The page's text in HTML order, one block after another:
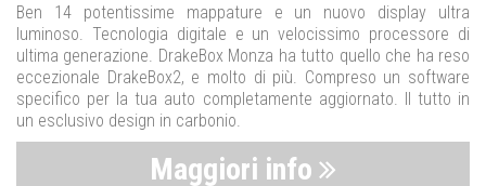
Ben 14 potentissime mappature e un nuovo display ultra
luminoso. Tecnologia digitale e un velocissimo processore di
ultima generazione. DrakeBox Monza ha tutto quello che ha reso
eccezionale DrakeBox2, e molto di più. Compreso un software
specifico per la tua auto completamente aggiornato. Il tutto in
un esclusivo design in carbonio.
Maggiori info